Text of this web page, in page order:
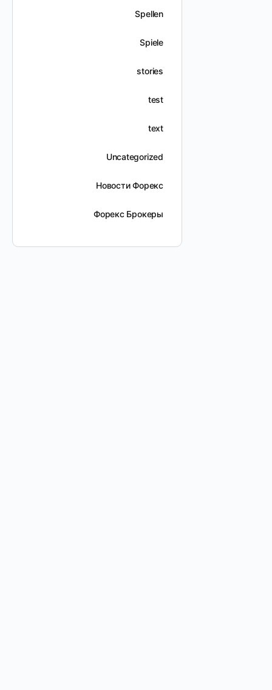
Spellen
Spiele
stories
test
text
Uncategorized
Новости Форекс
Форекс Брокеры